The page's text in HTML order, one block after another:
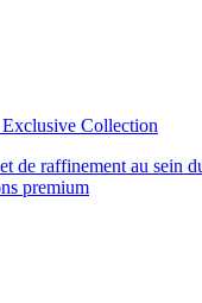
Collection
de raffinement au sein
premium